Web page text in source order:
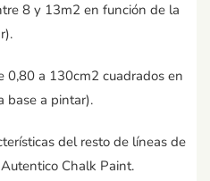
8 y 13m2 en función de la
0,80 a 130cm2 cuadrados en
base a pintar).
del resto de líneas de
Chalk Paint.